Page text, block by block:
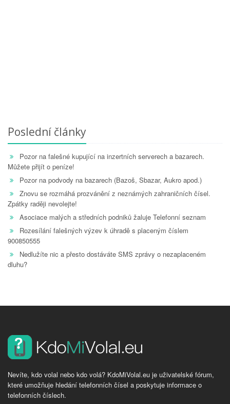
Poslední články
Pozor na falešné kupující na inzertních serverech a bazarech.
Můžete přijít o peníze!
Pozor na podvody na bazarech (Bazoš, Sbazar, Aukro apod.)
Znovu se rozmáhá prozvánění z neznámých zahraničních čísel.
Zpátky raději nevolejte!
Asociace malých a středních podniků žaluje Telefonní seznam
Rozesílání falešných výzev k úhradě s placeným číslem
900850555
Nedlužíte nic a přesto dostáváte SMS zprávy o nezaplaceném
dluhu?
Nevíte, kdo volal nebo kdo volá? KdoMiVolal.eu je uživatelské fórum,
které umožňuje hledání telefonních čísel a poskytuje informace o
telefonních číslech.